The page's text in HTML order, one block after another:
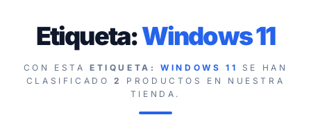
Etiqueta:Windows 11
CON ESTAETIQUETA: WINDOWS 11
SE HAN
CLASIFICADO 2
PRODUCTOS EN NUESTRA
TIENDA.